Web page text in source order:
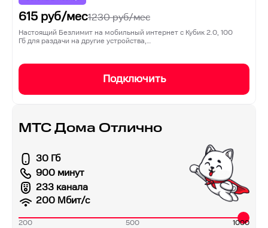
615 руб/мес1230руб/мес
Настоящий Безлимит на мобильный интернет с Кубик 2.0, 100
Гб для раздачи на другие устройства,…
Подключить
МТС Дома Отлично
30 Гб
900 минут
233 канала
200 Мбит/с
200 500 1000